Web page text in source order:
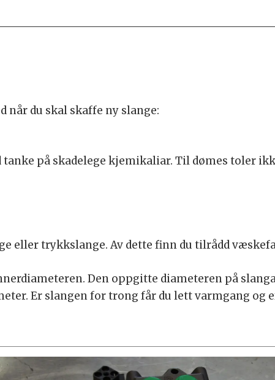
når du skal skaffe ny slange:
på skadelege kjemikaliar. Til dømes toler
eller trykkslange. Av dette finn du tilrådd
Den oppgitte diameteren på
Er slangen for trong får du lett varmgang og